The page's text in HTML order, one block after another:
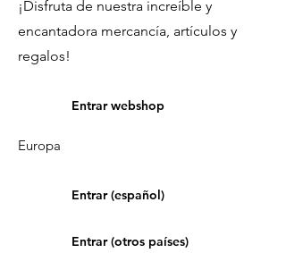
¡Disfruta de nuestra increíble y
encantadora mercancía, artículos y
regalos!
Entrar webshop
Europa
Entrar (español)
Entrar (otros países)